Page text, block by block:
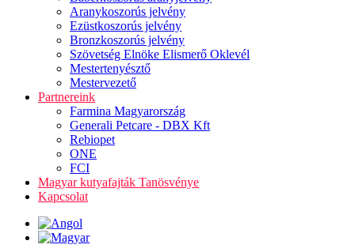
Aranykoszorús jelvény
Ezüstkoszorús jelvény
Bronzkoszorús jelvény
Szövetség Elnöke Elismerő Oklevél
Mestertenyésztő
Mestervezető
Partnereink
Farmina Magyarország
Generali Petcare - DBX Kft
Rebiopet
ONE
FCI
Magyar kutyafajták Tanösvénye
Kapcsolat